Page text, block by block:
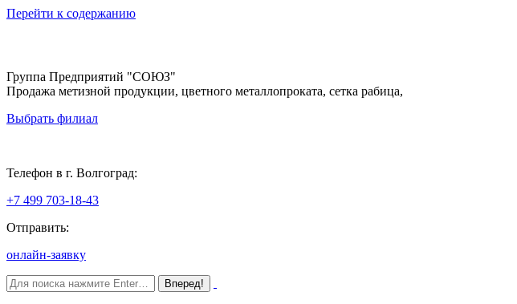
Перейти к содержанию
Группа Предприятий "СОЮЗ"
Продажа метизной продукции, цветного металлопроката, сетка рабица,
Выбрать филиал
Телефон в г. Волгоград:
+7 499 703-18-43
Отправить:
онлайн-заявку